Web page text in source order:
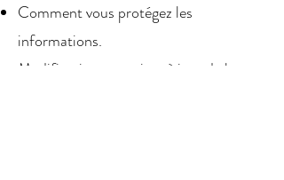
Comment vous protégez les
informations.
Modifications ou mises à jour de la